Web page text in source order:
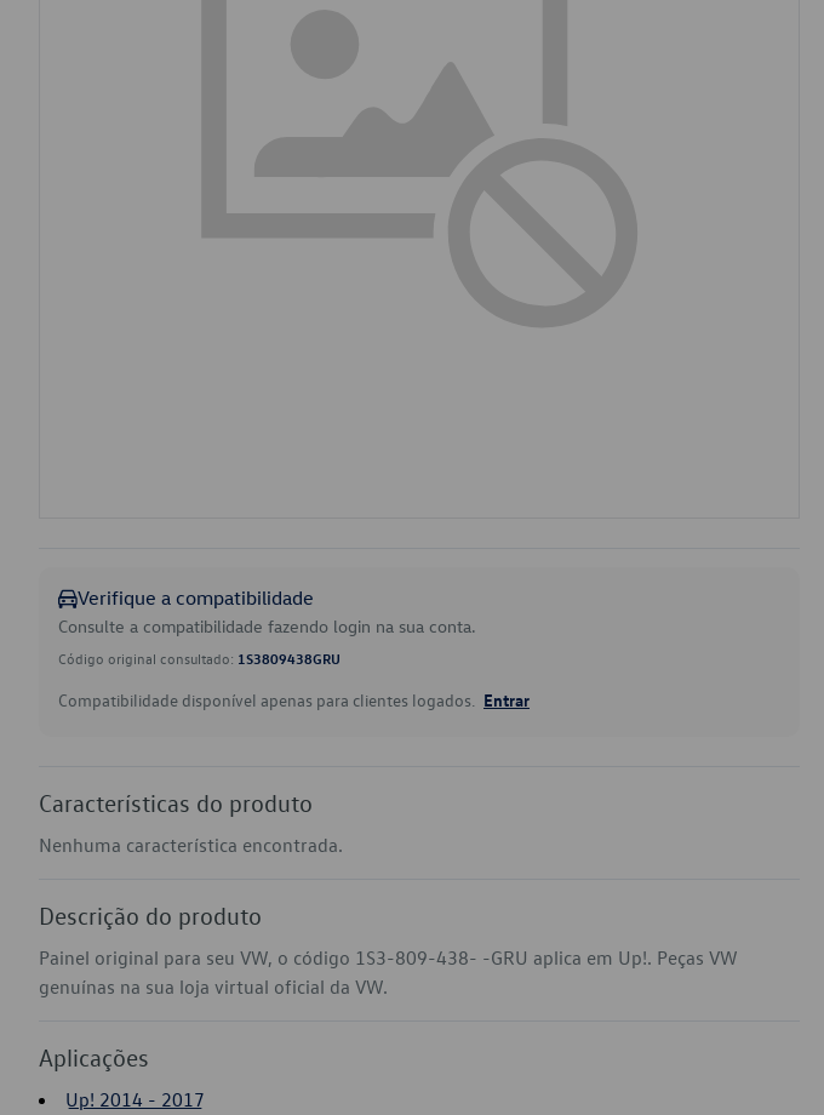
Verifique a compatibilidade
Consulte a compatibilidade fazendo login na sua conta.
Código original consultado: 1S3809438GRU
Compatibilidade disponível apenas para clientes logados. Entrar
Características do produto
Nenhuma característica encontrada.
Descrição do produto
Painel original para seu VW, o código 1S3-809-438- -GRU aplica em Up!. Peças VW
genuínas na sua loja virtual oficial da VW.
Aplicações
Up! 2014 - 2017